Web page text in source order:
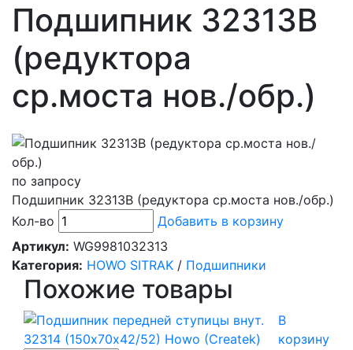
Подшипник 32313B
(редуктора
ср.моста нов./обр.)
по запросу
Подшипник 32313B (редуктора ср.моста нов./обр.)
Кол-во
Добавить в корзину
Артикул: WG9981032313
Категория: HOWO SITRAK / Подшипники
Похожие товары
В
корзину